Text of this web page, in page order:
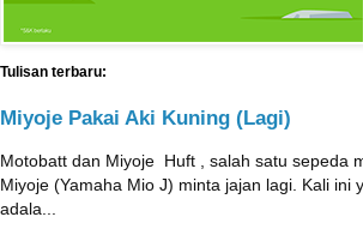
Tulisan terbaru:
Miyoje Pakai Aki Kuning (Lagi)
Motobatt dan Miyoje ‎ Huft , salah satu sepeda
Miyoje (Yamaha Mio J) minta jajan lagi. Kali ini
adala...